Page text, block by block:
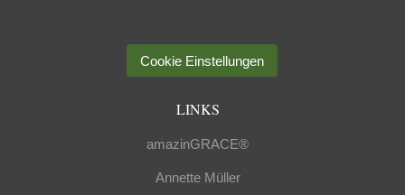
Cookie Einstellungen
LINKS
amazinGRACE®
Annette Müller